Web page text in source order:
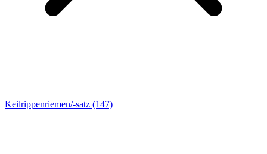
Keilrippenriemen/-satz (147)